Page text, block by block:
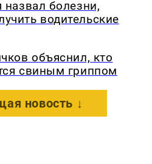
назвал болезни,
водительские
объяснил, кто
свиным гриппом
новость ↓